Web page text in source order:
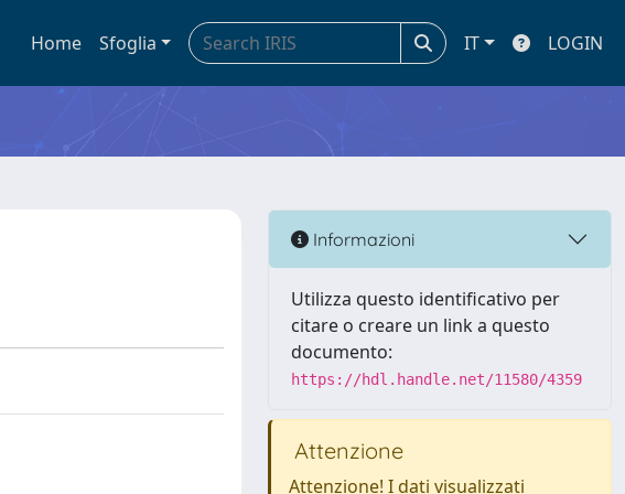
Home Sfoglia IT LOGIN
Informazioni
Utilizza questo identificativo per
citare o creare un link a questo
documento:
https://hdl.handle.net/11580/4359
Attenzione
Attenzione! I dati visualizzati